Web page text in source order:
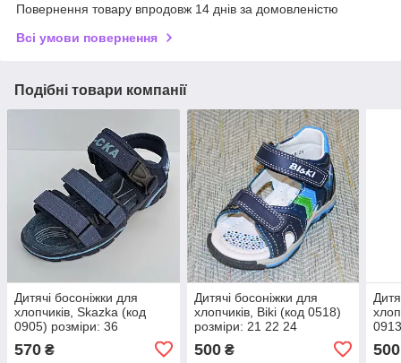
Повернення товару впродовж 14 днів за домовленістю
Всі умови повернення
Подібні товари компанії
Дитячі босоніжки для
хлопчиків, Skazka (код
0905) розміри: 36
570 ₴
Дитячі босоніжки для
хлопчиків, Biki (код 0518)
розміри: 21 22 24
500₴ 500